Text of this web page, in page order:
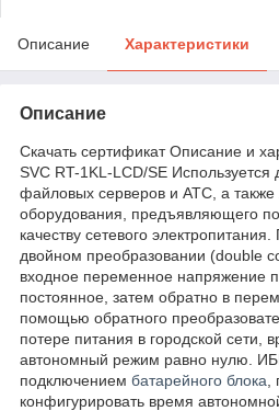
Описание Характеристики
Описание
Скачать сертификат Описание и
SVC RT-1KL-LCD/SE
файловых серверов и АТС, а также
оборудования, предъявляющего
качеству сетевого
двойном преобразовании (double
входное переменное напряжение
постоянное, затем обратно в
помощью обратного
потере питания в городской сети,
автономный режим равно нулю.
подключением батарейного блока
конфигурировать время